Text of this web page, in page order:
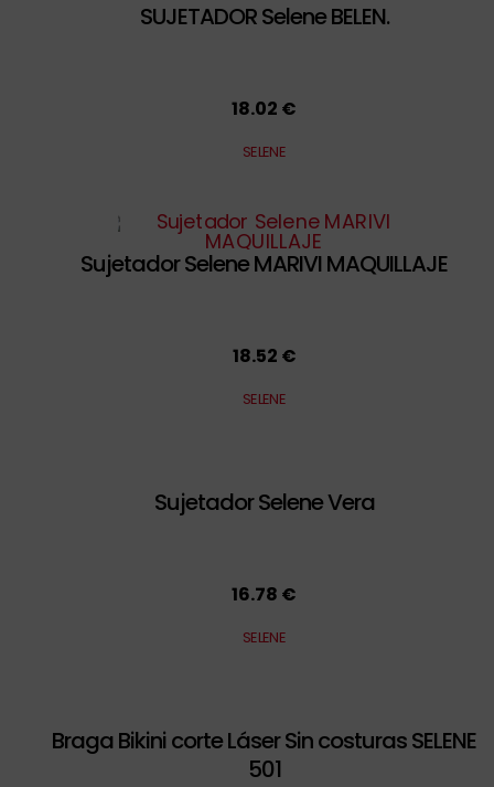
SUJETADOR Selene BELEN.
18.02 €
SELENE
Sujetador Selene MARIVI MAQUILLAJE
18.52 €
SELENE
Sujetador Selene Vera
16.78 €
SELENE
Braga Bikini corte Láser Sin costuras SELENE
501